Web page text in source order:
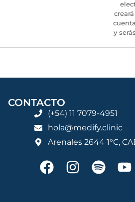
y
CONTACTO
(+54) 11 7079-4951
hola@medify.clinic
Arenales 2644 1°C,